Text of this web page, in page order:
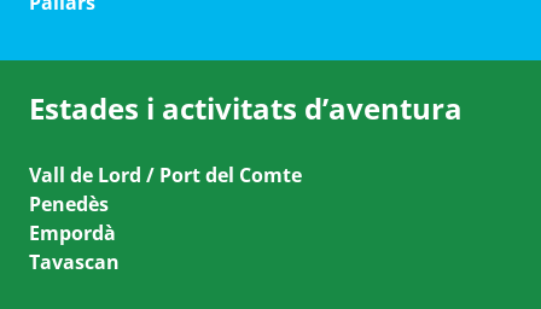
Estades i activitats d’aventura
Vall de Lord / Port del Comte
Penedès
Empordà
Tavascan